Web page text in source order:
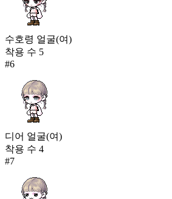
수호령 얼굴(여)
착용 수 5
#6
디어 얼굴(여)
착용 수 4
#7